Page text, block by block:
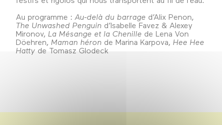
Au programme : Au-delà du barrage d’Alix Penon,
The Unwashed Penguin d’Isabelle Favez & Alexey
Mironov, La Mésange et la Chenille de Lena Von
Döehren, Maman héron de Marina Karpova, Hee Hee
Hatty de Tomasz Glodeck